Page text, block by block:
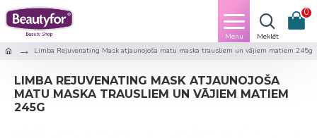
0
Limba Rejuvenating Mask atjaunojoša matu maska trausliem un vājiem matiem 245g
LIMBA REJUVENATING MASK ATJAUNOJOŠA
MATU MASKA TRAUSLIEM UN VĀJIEM MATIEM
245G